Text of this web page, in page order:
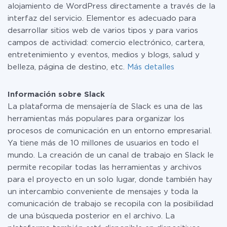
alojamiento de WordPress directamente a través de la
interfaz del servicio. Elementor es adecuado para
desarrollar sitios web de varios tipos y para varios
campos de actividad: comercio electrónico, cartera,
entretenimiento y eventos, medios y blogs, salud y
belleza, página de destino, etc.
Más detalles
Información sobre Slack
La plataforma de mensajería de Slack es una de las
herramientas más populares para organizar los
procesos de comunicación en un entorno empresarial.
Ya tiene más de 10 millones de usuarios en todo el
mundo. La creación de un canal de trabajo en Slack le
permite recopilar todas las herramientas y archivos
para el proyecto en un solo lugar, donde también hay
un intercambio conveniente de mensajes y toda la
comunicación de trabajo se recopila con la posibilidad
de una búsqueda posterior en el archivo. La